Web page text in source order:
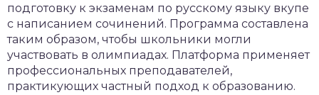
подготовку к экзаменам по русскому языку вкупе
с написанием сочинений. Программа составлена
таким образом, чтобы школьники могли
участвовать в олимпиадах. Платформа применяет
профессиональных преподавателей,
практикующих частный подход к образованию.